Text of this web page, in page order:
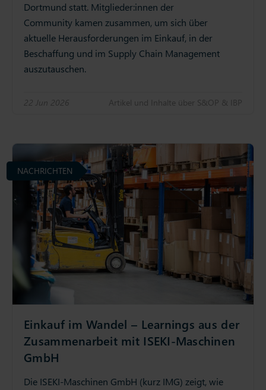
Dortmund statt. Mitglieder:innen der
Community kamen zusammen, um sich über
aktuelle Herausforderungen im Einkauf, in der
Beschaffung und im Supply Chain Management
auszutauschen.
22 Jun 2026 Artikel und Inhalte über S&OP & IBP
Einkauf im Wandel – Learnings aus der
Zusammenarbeit mit ISEKI-Maschinen
GmbH
Die ISEKI-Maschinen GmbH (kurz IMG) zeigt, wie
NACHRICHTEN